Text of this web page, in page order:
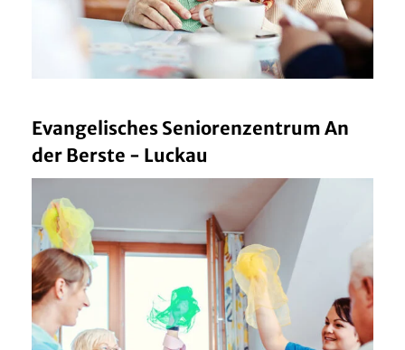
Evangelisches Seniorenzentrum An
der Berste - Luckau